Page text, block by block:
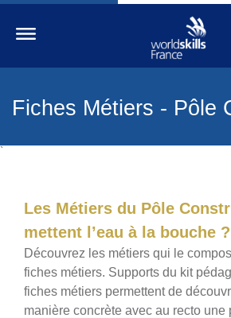
Fiches Métiers - Pôle
Accueil
Découvrez un métier
S’informer
S’engager
Nos partenaires
`
Les Métiers du Pôle
mettent l’eau à la bouche ?
Découvrez les métiers qui le
fiches métiers. Supports du kit
fiches métiers permettent de
manière concrète avec au recto une